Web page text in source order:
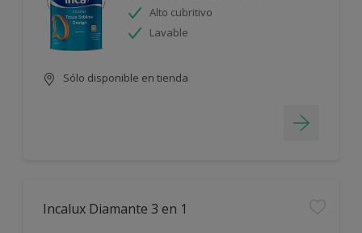
Alto cubritivo
Lavable
Sólo disponible en tienda
Incalux Diamante 3 en 1